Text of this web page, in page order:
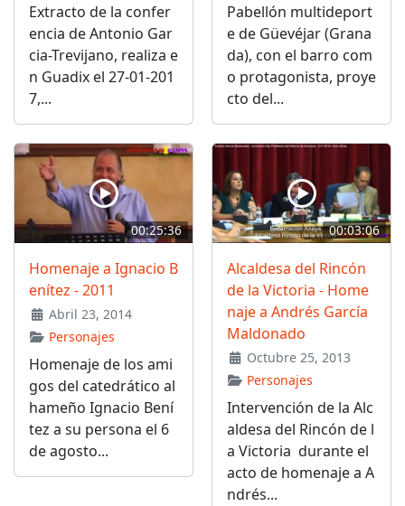
Extracto de la confer
encia de Antonio Gar
cia-Trevijano, realiza e
n Guadix el 27-01-201
7,...
Pabellón multideport
e de Güevéjar (Grana
da), con el barro com
o protagonista, proye
cto del...
00:25:36
Homenaje a Ignacio B
enítez - 2011
Abril 23, 2014
Personajes
Homenaje de los ami
gos del catedrático al
hameño Ignacio Bení
tez a su persona el 6
de agosto...
00:03:06
Alcaldesa del Rincón
de la Victoria - Home
naje a Andrés García
Maldonado
Octubre 25, 2013
Personajes
Intervención de la Alc
aldesa del Rincón de l
a Victoria durante el
acto de homenaje a A
ndrés...